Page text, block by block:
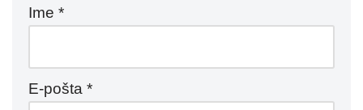
Ime *
E-pošta *